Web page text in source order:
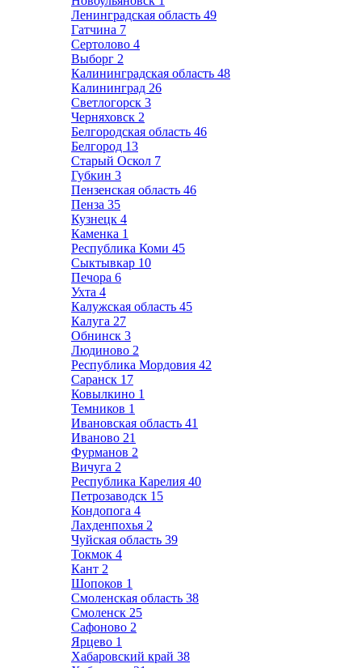
Ленинградская область 49
Гатчина 7
Сертолово 4
Выборг 2
Калининградская область 48
Калининград 26
Светлогорск 3
Черняховск 2
Белгородская область 46
Белгород 13
Старый Оскол 7
Губкин 3
Пензенская область 46
Пенза 35
Кузнецк 4
Каменка 1
Республика Коми 45
Сыктывкар 10
Печора 6
Ухта 4
Калужская область 45
Калуга 27
Обнинск 3
Людиново 2
Республика Мордовия 42
Саранск 17
Ковылкино 1
Темников 1
Ивановская область 41
Иваново 21
Фурманов 2
Вичуга 2
Республика Карелия 40
Петрозаводск 15
Кондопога 4
Лахденпохья 2
Чуйская область 39
Токмок 4
Кант 2
Шопоков 1
Смоленская область 38
Смоленск 25
Сафоново 2
Ярцево 1
Хабаровский край 38